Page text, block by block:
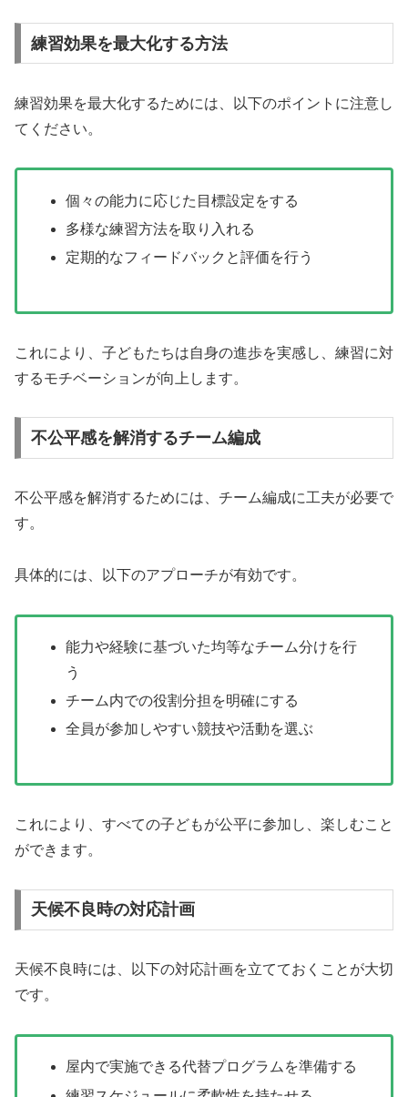
練習効果を最大化する方法
練習効果を最大化するためには、以下のポイントに注意し
てください。
個々の能力に応じた目標設定をする
多様な練習方法を取り入れる
定期的なフィードバックと評価を行う
これにより、子どもたちは自身の進歩を実感し、練習に対
するモチベーションが向上します。
不公平感を解消するチーム編成
不公平感を解消するためには、チーム編成に工夫が必要で
す。
具体的には、以下のアプローチが有効です。
能力や経験に基づいた均等なチーム分けを行
う
チーム内での役割分担を明確にする
全員が参加しやすい競技や活動を選ぶ
これにより、すべての子どもが公平に参加し、楽しむこと
ができます。
天候不良時の対応計画
天候不良時には、以下の対応計画を立てておくことが大切
です。
屋内で実施できる代替プログラムを準備する